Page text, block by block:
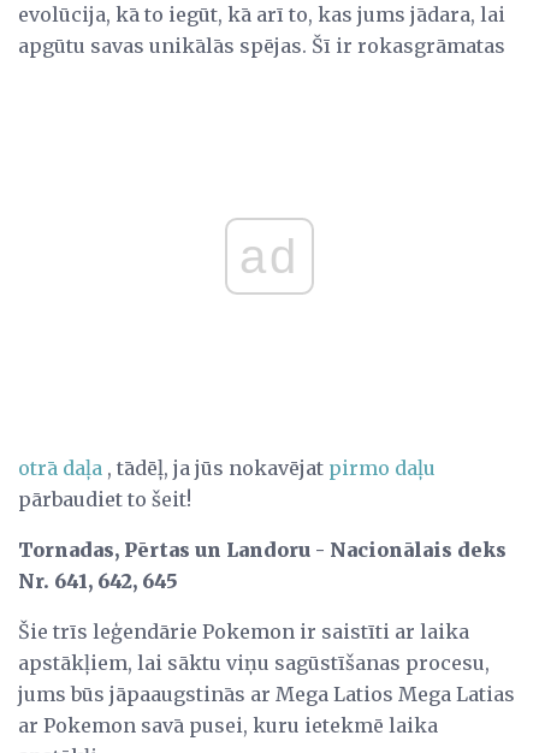
evolūcija, kā to iegūt, kā arī to, kas jums jādara, lai
apgūtu savas unikālās spējas. Šī ir rokasgrāmatas
ad
otrā daļa , tādēļ, ja jūs nokavējat pirmo daļu
pārbaudiet to šeit!
Tornadas, Pērtas un Landoru - Nacionālais deks
Nr. 641, 642, 645
Šie trīs leģendārie Pokemon ir saistīti ar laika
apstākļiem, lai sāktu viņu sagūstīšanas procesu,
jums būs jāpaaugstinās ar Mega Latios Mega Latias
ar Pokemon savā pusei, kuru ietekmē laika